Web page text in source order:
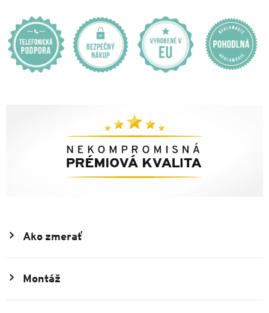
Ako zmerať
Montáž